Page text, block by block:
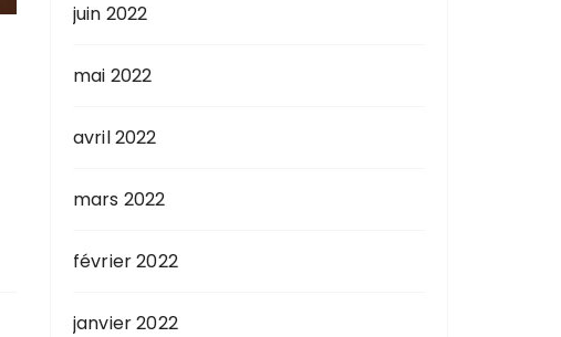
juin 2022
mai 2022
avril 2022
mars 2022
février 2022
janvier 2022